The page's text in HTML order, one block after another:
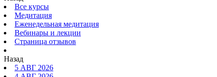
Все курсы
Медитация
Еженедельная медитация
Вебинары и лекции
Страница отзывов
Назад
5 АВГ 2026